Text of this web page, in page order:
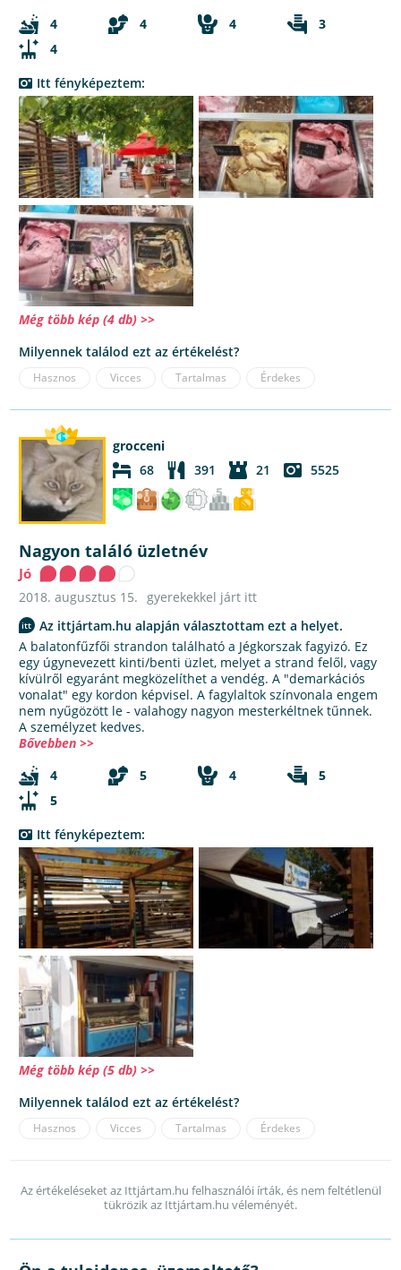
4
4 4
3
4
Itt fényképeztem:
Még több kép (4 db) >>
Milyennek találod ezt az értékelést?
Hasznos Vicces Tartalmas Érdekes
grocceni
68
391 21 5525
Nagyon találó üzletnév
Jó
2018. augusztus 15.
gyerekekkel járt itt
Az ittjártam.hu alapján választottam ezt a helyet.
A balatonfűzfői strandon található a Jégkorszak fagyizó. Ez
egy úgynevezett kinti/benti üzlet, melyet a strand felől, vagy
kívülről egyaránt megközelíthet a vendég. A "demarkációs
vonalat" egy kordon képvisel. A fagylaltok színvonala engem
nem nyűgözött le - valahogy nagyon mesterkéltnek tűnnek.
A személyzet kedves.
Bővebben >>
4
5 4
5
5
Itt fényképeztem:
Még több kép (5 db) >>
Milyennek találod ezt az értékelést?
Hasznos Vicces Tartalmas Érdekes
Az értékeléseket az Ittjártam.hu felhasználói írták, és nem feltétlenül
tükrözik az Ittjártam.hu véleményét.